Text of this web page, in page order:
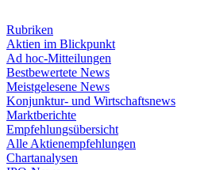
Rubriken
Aktien im Blickpunkt
Ad hoc-Mitteilungen
Bestbewertete News
Meistgelesene News
Konjunktur- und Wirtschaftsnews
Marktberichte
Empfehlungsübersicht
Alle Aktienempfehlungen
Chartanalysen